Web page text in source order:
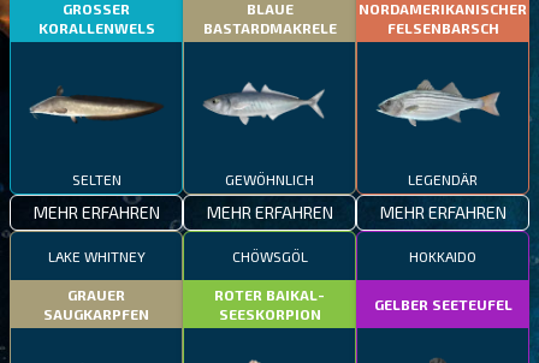
GROSSER
KORALLENWELS
SELTEN
MEHR ERFAHREN
BLAUE
BASTARDMAKRELE
GEWÖHNLICH
MEHR ERFAHREN
NORDAMERIKANISCHER
FELSENBARSCH
LEGENDÄR
MEHR ERFAHREN
LAKE WHITNEY
GRAUER
SAUGKARPFEN
CHÖWSGÖL
ROTER BAIKAL-
SEESKORPION
HOKKAIDO
GELBER SEETEUFEL